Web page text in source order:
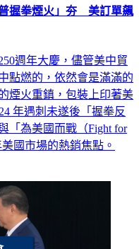
握拳煙火」夯 美訂單飆
週年大慶，儘管美中貿
點燃的，依然會是滿滿的
煙火重鎮，包裝上印著美
年遇刺未遂後「握拳反
「為美國而戰（Fight for
國市場的熱銷焦點。